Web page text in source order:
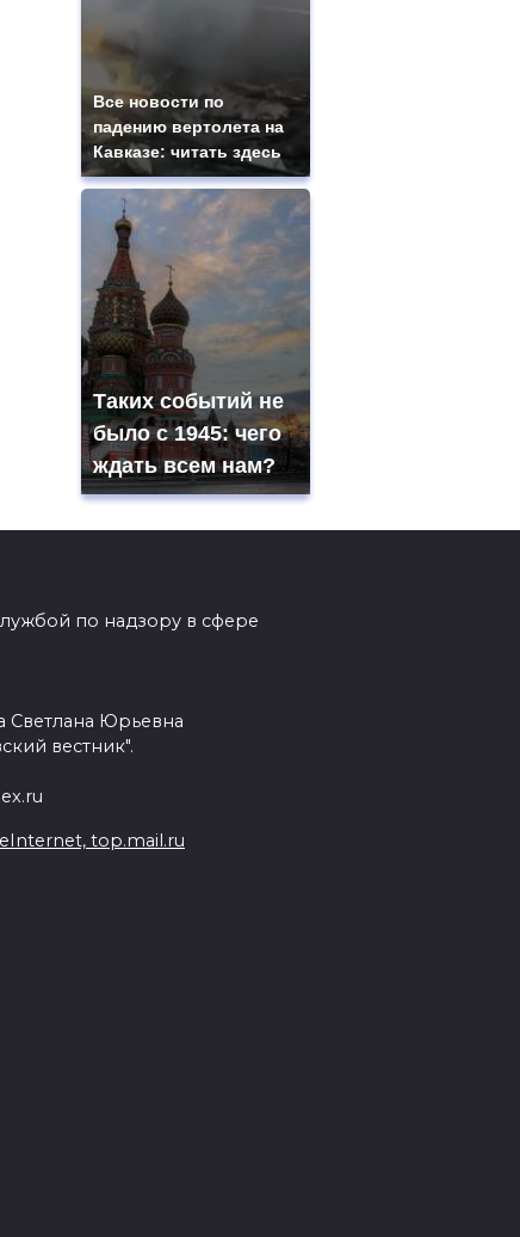
Все новости по
падению вертолета на
Кавказе: читать здесь
Таких событий не
было с 1945: чего
ждать всем нам?
по надзору в сфере
Светлана Юрьевна
вестник".
top.mail.ru